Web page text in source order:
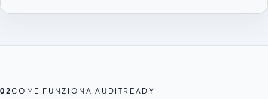
02COME FUNZIONA AUDITREADY